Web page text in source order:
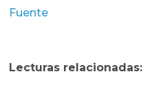
Fuente
Lecturas relacionadas: